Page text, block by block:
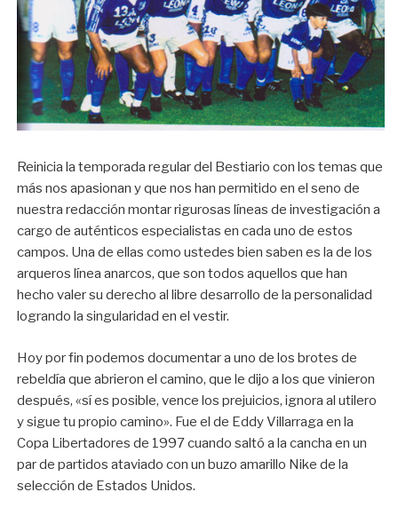
Reinicia la temporada regular del Bestiario con los temas que
más nos apasionan y que nos han permitido en el seno de
nuestra redacción montar rigurosas líneas de investigación a
cargo de auténticos especialistas en cada uno de estos
campos. Una de ellas como ustedes bien saben es la de los
arqueros línea anarcos, que son todos aquellos que han
hecho valer su derecho al libre desarrollo de la personalidad
logrando la singularidad en el vestir.
Hoy por fin podemos documentar a uno de los brotes de
rebeldía que abrieron el camino, que le dijo a los que vinieron
después, «sí es posible, vence los prejuicios, ignora al utilero
y sigue tu propio camino». Fue el de Eddy Villarraga en la
Copa Libertadores de 1997 cuando saltó a la cancha en un
par de partidos ataviado con un buzo amarillo Nike de la
selección de Estados Unidos.